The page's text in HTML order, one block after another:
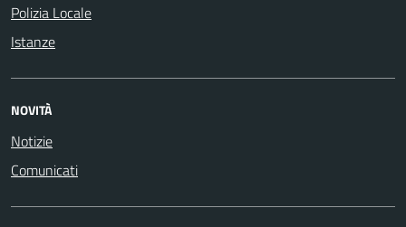
Polizia Locale
Istanze
NOVITÀ
Notizie
Comunicati